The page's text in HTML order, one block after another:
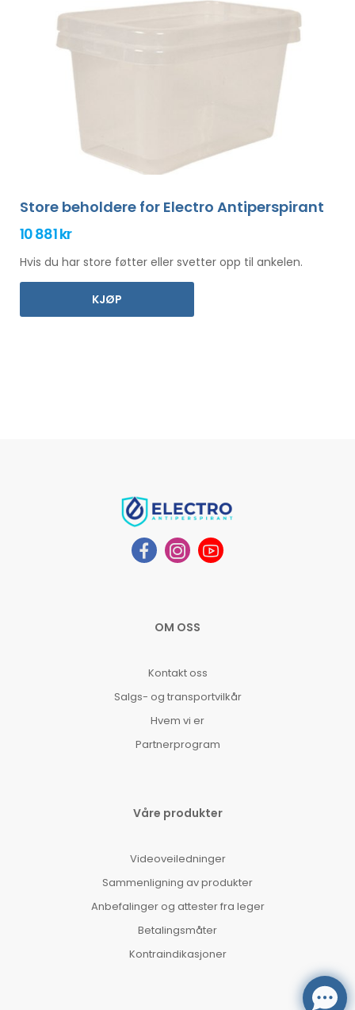
Store beholdere for Electro Antiperspirant
10 881 kr
Hvis du har store føtter eller svetter opp til ankelen.
KJØP
OM OSS
Kontakt oss
Salgs- og transportvilkår
Hvem vi er
Partnerprogram
Våre produkter
Videoveiledninger
Sammenligning av produkter
Anbefalinger og attester fra leger
Betalingsmåter
Kontraindikasjoner